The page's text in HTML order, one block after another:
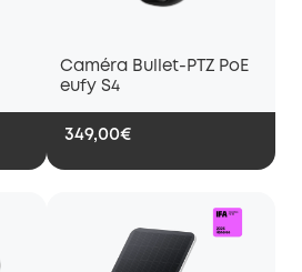
Caméra Bullet-PTZ PoE
eufy S4
349,00€